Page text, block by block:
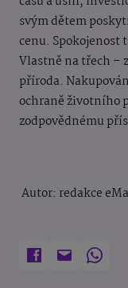
svým dětem
cenu. Spokojenost
Vlastně na třech –
příroda.
ochraně životního
zodpovědnému
Autor: redakce